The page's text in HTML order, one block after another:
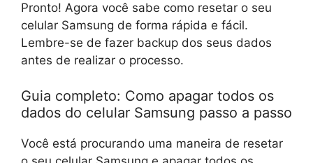
Pronto! Agora você sabe como resetar o seu
celular Samsung de forma rápida e fácil.
Lembre-se de fazer backup dos seus dados
antes de realizar o processo.
Guia completo: Como apagar todos os
dados do celular Samsung passo a passo
Você está procurando uma maneira de resetar